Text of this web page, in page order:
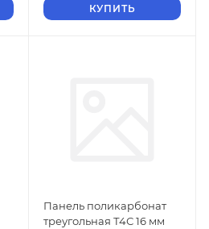
КУПИТЬ
Панель поликарбонат
треугольная Т4С 16 мм